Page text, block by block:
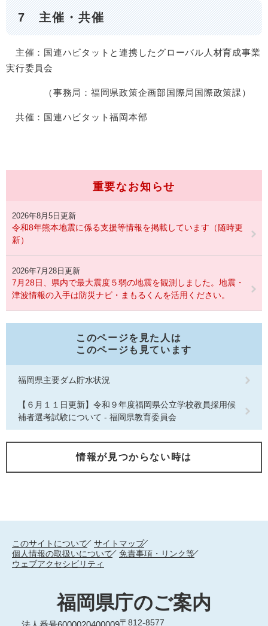
7 主催・共催
主催：国連ハビタットと連携したグローバル人材育成事業
実行委員会
（事務局：福岡県政策企画部国際局国際政策課）
共催：国連ハビタット福岡本部
重要なお知らせ
2026年8月5日更新
令和8年熊本地震に係る支援等情報を掲載しています（随時更
新）
2026年7月28日更新
7月28日、県内で最大震度５弱の地震を観測しました。地震・
津波情報の入手は防災ナビ・まもるくんを活用ください。
このページを見た人は
このページも見ています
福岡県主要ダム貯水状況
【６月１１日更新】令和９年度福岡県公立学校教員採用候
補者選考試験について - 福岡県教育委員会
情報が見つからない時は
このサイトについて
サイトマップ
個人情報の取扱いについて
免責事項・リンク等
ウェブアクセシビリティ
福岡県庁のご案内
〒812-8577